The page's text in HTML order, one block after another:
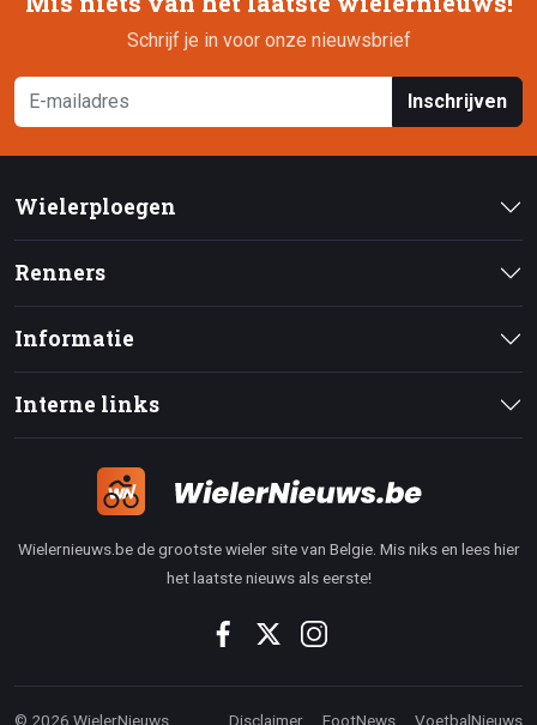
Schrijf je in voor onze nieuwsbrief
Inschrijven
Wielerploegen
Renners
Informatie
Interne links
Wielernieuws.be de grootste wieler site van Belgie. Mis niks en lees hier
het laatste nieuws als eerste!
© 2026 WielerNieuws Disclaimer FootNews VoetbalNieuws